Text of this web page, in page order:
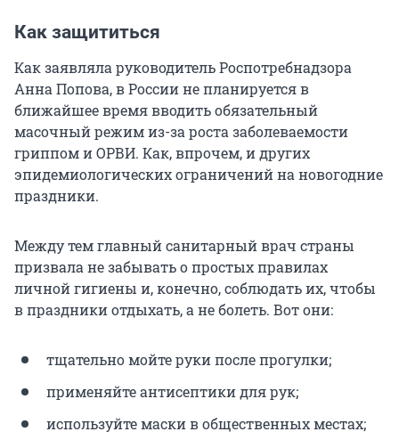
Как защититься
Как заявляла руководитель Роспотребнадзора
Анна Попова, в России не планируется в
ближайшее время вводить обязательный
масочный режим из-за роста заболеваемости
гриппом и ОРВИ. Как, впрочем, и других
эпидемиологических ограничений на новогодние
праздники.
Между тем главный санитарный врач страны
призвала не забывать о простых правилах
личной гигиены и, конечно, соблюдать их, чтобы
в праздники отдыхать, а не болеть. Вот они:
тщательно мойте руки после прогулки;
применяйте антисептики для рук;
используйте маски в общественных местах;